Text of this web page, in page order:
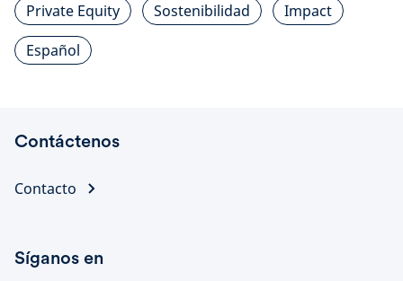
Private Equity
Sostenibilidad
Impact
Español
Contáctenos
Contacto
Síganos en